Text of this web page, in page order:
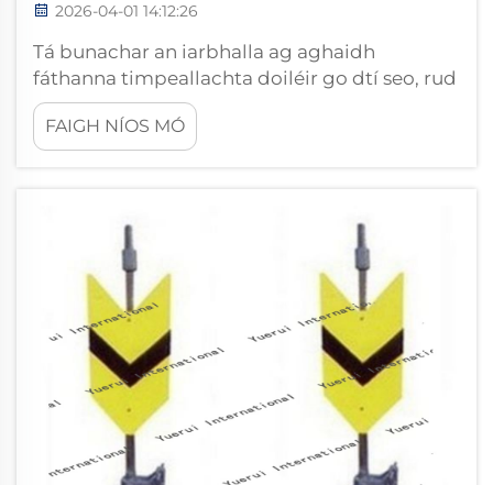
2026-04-01 14:12:26
Tá bunachar an iarbhalla ag aghaidh
fáthanna timpeallachta doiléir go dtí seo, rud
a chiallaíonn go bhfuil rogha na dtairgeán
thar a bheith tábhachtach le haghaidh
feidhmíocht fhadtéarmach agus slándála. Ní
na scannáin iarnróid, an tuirse a sheasamh
nach amháin...
FAIGH NÍOS MÓ